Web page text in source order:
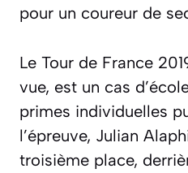
pour un coureur de
Le Tour de France
vue, est un cas
primes individuelles
l’épreuve, Julian
troisième place,